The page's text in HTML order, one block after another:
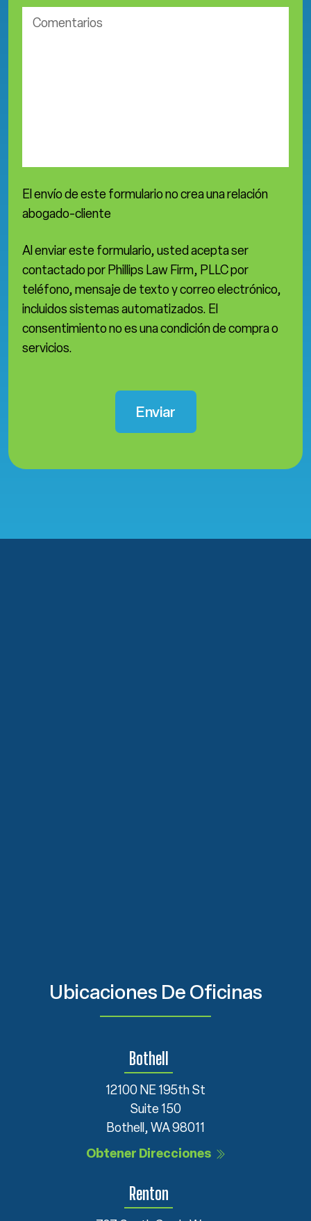
El envío de este formulario no crea una relación
abogado-cliente
Al enviar este formulario, usted acepta ser
contactado por Phillips Law Firm, PLLC por
teléfono, mensaje de texto y correo electrónico,
incluidos sistemas automatizados. El
consentimiento no es una condición de compra o
servicios.
Ubicaciones De Oficinas
Bothell
12100 NE 195th St
Suite 150
Bothell, WA 98011
Obtener Direcciones
Renton